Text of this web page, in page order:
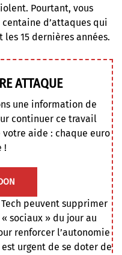
Pourtant, vous
d’attaques qui
15 dernières années.⁩
ATTAQUE
une information de
continuer ce travail
votre aide : chaque euro
!
peuvent supprimer
sociaux » du jour au
renforcer l’autonomie
urgent de se doter de